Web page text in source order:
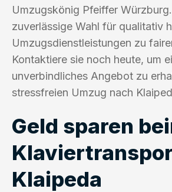
Umzugskönig Pfeiffer
zuverlässige Wahl für qualitativ
Umzugsdienstleistungen zu
Kontaktiere sie noch heute, um
unverbindliches Angebot zu
stressfreien Umzug nach
Geld sparen
Klaipeda